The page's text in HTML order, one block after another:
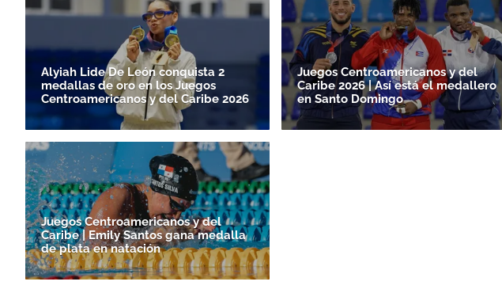
Alyiah Lide De León conquista 2
medallas de oro en los Juegos
Centroamericanos y del Caribe 2026
Juegos Centroamericanos y del
Caribe 2026 | Así está el medallero
en Santo Domingo
Juegos Centroamericanos y del
Caribe | Emily Santos gana medalla
de plata en natación